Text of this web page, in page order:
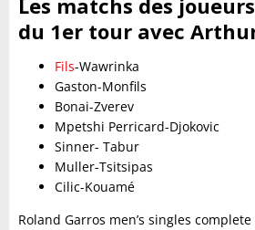
Les matchs des
du 1er tour avec
Fils-Wawrinka
Gaston-Monfils
Bonai-Zverev
Mpetshi Perricard-Djokovic
Sinner- Tabur
Muller-Tsitsipas
Cilic-Kouamé
Roland Garros men’s singles